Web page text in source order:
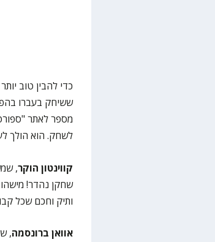
כדי להבין טוב
ששיחק בעברו
מספר לאתר
לשחק. הוא הולך
קווינטון הוקר,
שחקן נהדר!
ותיק וחכם שכל
אוואן ברונסמה,